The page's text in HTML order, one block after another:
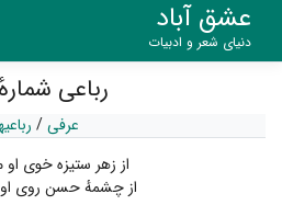
عشق آباد
دنیای شعر و ادبیات
رباعی شمارهٔ ۸۸
عرفی/
از زهر ستیزه خوی
از چشمهٔ حسن روی